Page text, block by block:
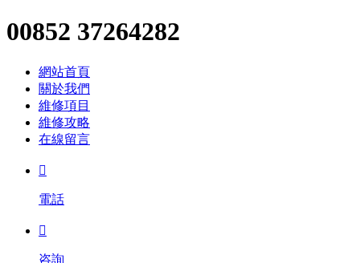
00852 37264282
網站首頁
關於我們
維修項目
維修攻略
在線留言

電話

咨詢